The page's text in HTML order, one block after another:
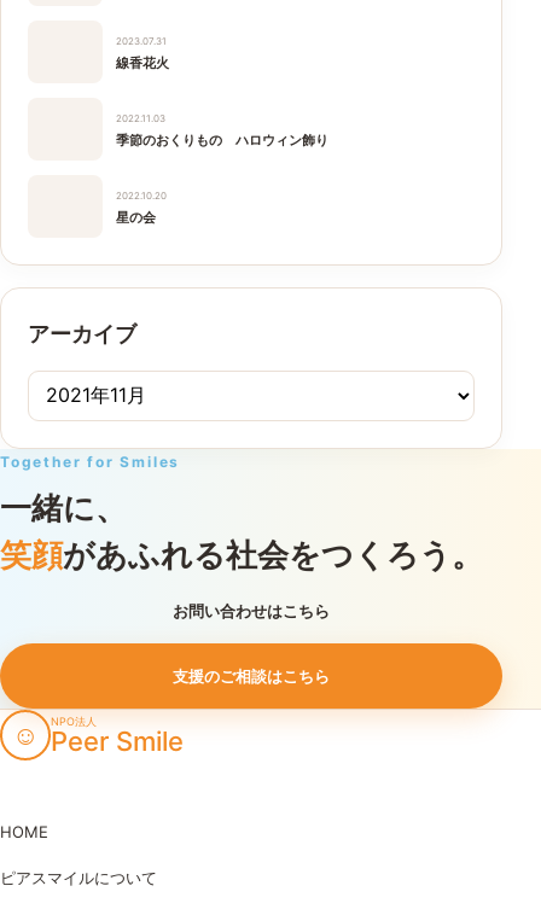
2023.07.31
線香花火
2022.11.03
季節のおくりもの ハロウィン飾り
2022.10.20
星の会
アーカイブ
Together for Smiles
一緒に、
笑顔があふれる社会をつくろう。
お問い合わせはこちら
支援のご相談はこちら
☺ NPO法人
Peer Smile
HOME
ピアスマイルについて